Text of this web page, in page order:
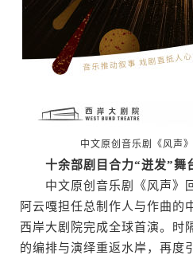
中文原创音乐剧《风声
十余部剧目合力“迸发”舞
中文原创音乐剧《风声》
阿云嘎担任总制作人与作曲的
西岸大剧院完成全球首演。时
的编排与演绎重返水岸，再度